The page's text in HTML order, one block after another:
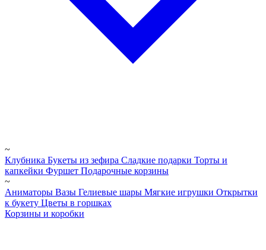
~
Клубника Букеты из зефира Сладкие подарки Торты и
капкейки Фуршет Подарочные корзины
~
Аниматоры Вазы Гелиевые шары Мягкие игрушки Открытки
к букету Цветы в горшках
Корзины и коробки